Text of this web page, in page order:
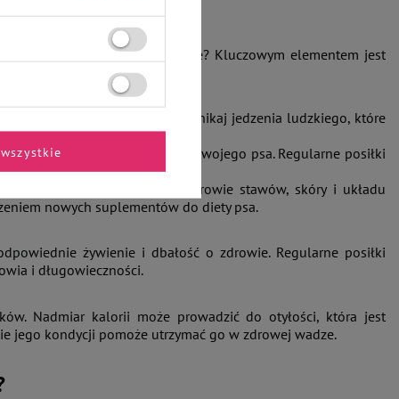
poprzez odpowiednie żywienie? Kluczowym elementem jest
witaminy i minerały. Unikaj jedzenia ludzkiego, które
spełnia potrzeby żywieniowe twojego psa. Regularne posiłki
witaminy, mogą wspierać zdrowie stawów, skóry i układu
nowych suplementów do diety psa.
żywienie i dbałość o zdrowie. Regularne posiłki
i długowieczności.
Nadmiar kalorii może prowadzić do otyłości, która jest
jego kondycji pomoże utrzymać go w zdrowej wadze.